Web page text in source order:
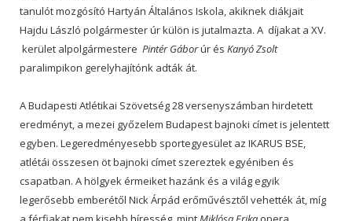
tanulót mozgósító Hartyán Általános Iskola, akiknek diákjait
Hajdu László polgármester úr külön is jutalmazta. A díjakat a XV.
kerület alpolgármestere Pintér Gáborúr és Kanyó Zsolt
paralimpikon gerelyhajítónk adták át.
A Budapesti Atlétikai Szövetség 28 versenyszámban hirdetett
eredményt, a mezei győzelem Budapest bajnoki címet is jelentett
egyben. Legeredményesebb sportegyesület az IKARUS BSE,
atlétái összesen öt bajnoki címet szereztek egyéniben és
csapatban. A hölgyek érmeiket hazánk és a világ egyik
legerősebb emberétől Nick Árpád erőművésztől vehették át, míg